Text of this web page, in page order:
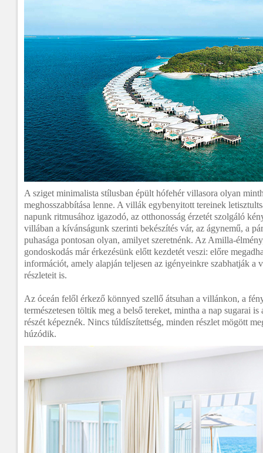
A sziget minimalista stílusban épült hófehér villasora olyan
meghosszabbítása lenne. A villák egybenyitott tereinek
napunk ritmusához igazodó, az otthonosság érzetét szolgáló
villában a kívánságunk szerinti bekészítés vár, az ágynemű, a
puhasága pontosan olyan, amilyet szeretnénk. Az Amilla-
gondoskodás már érkezésünk előtt kezdetét veszi: előre
információt, amely alapján teljesen az igényeinkre szabhatják a
részleteit is.
Az óceán felől érkező könnyed szellő átsuhan a villánkon, a
természetesen töltik meg a belső tereket, mintha a nap sugarai
részét képeznék. Nincs túldíszítettség, minden részlet mögött
húzódik.